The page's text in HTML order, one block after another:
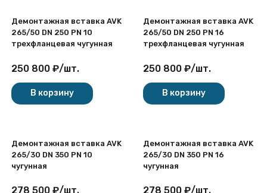
Демонтажная вставка AVK
265/50 DN 250 PN 10
трехфланцевая чугунная
250 800 ₽/шт.
В корзину
Демонтажная вставка AVK
265/50 DN 250 PN 16
трехфланцевая чугунная
250 800 ₽/шт.
В корзину
Демонтажная вставка AVK
265/30 DN 350 PN 10
чугунная
278 500 ₽/шт.
Демонтажная вставка AVK
265/30 DN 350 PN 16
чугунная
278 500 ₽/шт.